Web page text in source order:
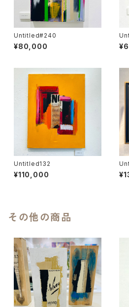
Untitled#240
¥80,000
Untitled132
¥110,000
その他の商品